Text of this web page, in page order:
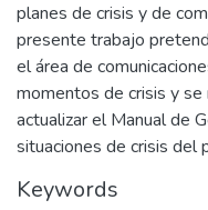
planes de crisis y de
presente trabajo
el área de
momentos de crisis y
actualizar el Manual de
situaciones de crisis del
Keywords